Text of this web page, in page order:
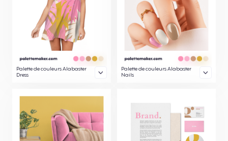
Palette de couleurs Alabaster
Dress
Palette de couleurs Alabaster
Nails